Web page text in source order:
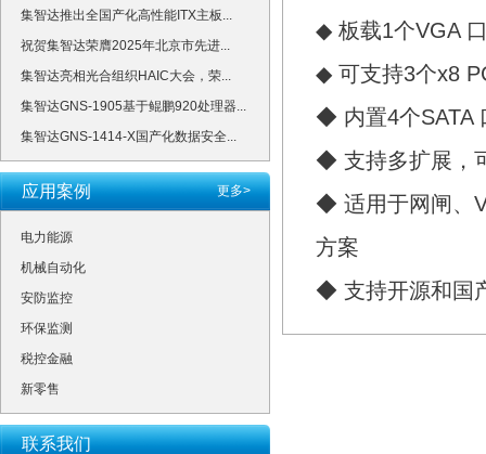
集智达推出全国产化高性能ITX主板...
祝贺集智达荣膺2025年北京市先进...
集智达亮相光合组织HAIC大会，荣...
集智达GNS-1905基于鲲鹏920处理器...
集智达GNS-1414-X国产化数据安全...
更多>
应用案例
电力能源
机械自动化
安防监控
环保监测
税控金融
新零售
联系我们
◆ 板载1个VGA
◆ 可支持3个x8
◆ 内置4个SATA
◆ 支持多扩展，
◆ 适用于网闸、
方案
◆ 支持开源和国